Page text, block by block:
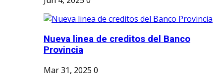
Nueva linea de creditos del Banco
Provincia
Mar 31, 2025 0